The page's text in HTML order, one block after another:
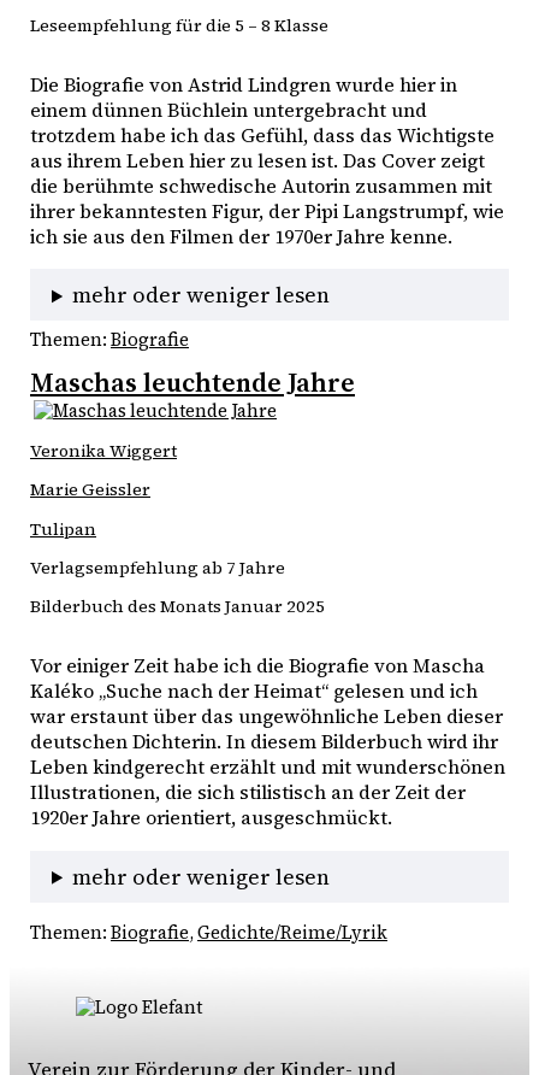
Leseempfehlung für die 5 – 8 Klasse
Die Biografie von Astrid Lindgren wurde hier in
einem dünnen Büchlein untergebracht und
trotzdem habe ich das Gefühl, dass das Wichtigste
aus ihrem Leben hier zu lesen ist. Das Cover zeigt
die berühmte schwedische Autorin zusammen mit
ihrer bekanntesten Figur, der Pipi Langstrumpf, wie
ich sie aus den Filmen der 1970er Jahre kenne.
mehr oder weniger lesen
Themen: Biografie
Maschas leuchtende Jahre
Veronika Wiggert
Marie Geissler
Tulipan
Verlagsempfehlung ab 7 Jahre
Bilderbuch des Monats Januar 2025
Vor einiger Zeit habe ich die Biografie von Mascha
Kaléko „Suche nach der Heimat“ gelesen und ich
war erstaunt über das ungewöhnliche Leben dieser
deutschen Dichterin. In diesem Bilderbuch wird ihr
Leben kindgerecht erzählt und mit wunderschönen
Illustrationen, die sich stilistisch an der Zeit der
1920er Jahre orientiert, ausgeschmückt.
mehr oder weniger lesen
Themen: Biografie, Gedichte/Reime/Lyrik